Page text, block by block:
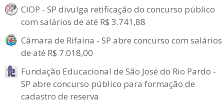
CIOP - SP divulga retificação do concurso público
com salários de até R$ 3.741,88
Câmara de Rifaina - SP abre concurso com salários
de até R$ 7.018,00
Fundação Educacional de São José do Rio Pardo -
SP abre concurso público para formação de
cadastro de reserva